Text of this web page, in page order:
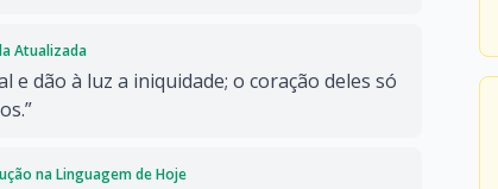
Atualizada
e dão à luz a iniquidade; o coração deles só
na Linguagem de Hoje